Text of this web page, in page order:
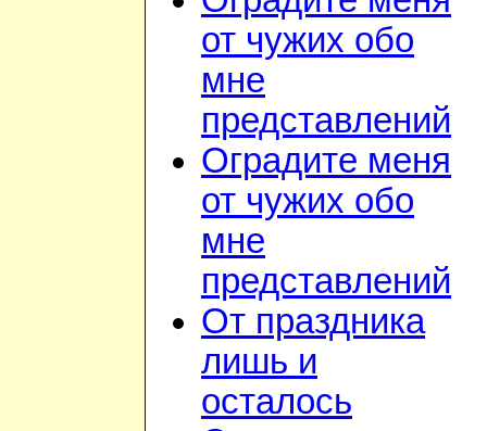
от чужих обо
мне
представлений
Оградите меня
от чужих обо
мне
представлений
От праздника
лишь и
осталось